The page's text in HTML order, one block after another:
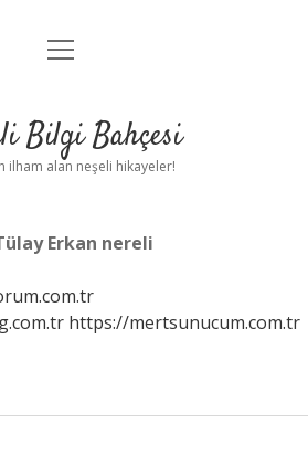
Anasayfa
Yasal Uyarı
menüyü
Bilgi Bahçesi
ilham alan neşeli hikayeler!
Erkan nereli
https://mertsunucum.com.tr